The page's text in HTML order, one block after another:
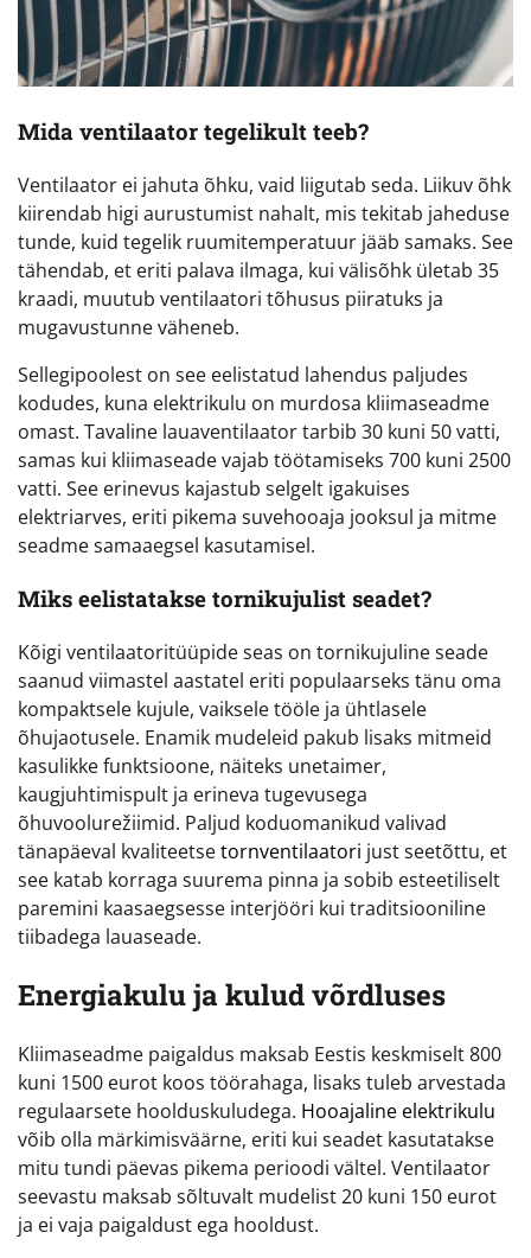
Mida ventilaator tegelikult teeb?
Ventilaator ei jahuta õhku, vaid liigutab seda. Liikuv õhk
kiirendab higi aurustumist nahalt, mis tekitab jaheduse
tunde, kuid tegelik ruumitemperatuur jääb samaks. See
tähendab, et eriti palava ilmaga, kui välisõhk ületab 35
kraadi, muutub ventilaatori tõhusus piiratuks ja
mugavustunne väheneb.
Sellegipoolest on see eelistatud lahendus paljudes
kodudes, kuna elektrikulu on murdosa kliimaseadme
omast. Tavaline lauaventilaator tarbib 30 kuni 50 vatti,
samas kui kliimaseade vajab töötamiseks 700 kuni 2500
vatti. See erinevus kajastub selgelt igakuises
elektriarves, eriti pikema suvehooaja jooksul ja mitme
seadme samaaegsel kasutamisel.
Miks eelistatakse tornikujulist seadet?
Kõigi ventilaatoritüüpide seas on tornikujuline seade
saanud viimastel aastatel eriti populaarseks tänu oma
kompaktsele kujule, vaiksele tööle ja ühtlasele
õhujaotusele. Enamik mudeleid pakub lisaks mitmeid
kasulikke funktsioone, näiteks unetaimer,
kaugjuhtimispult ja erineva tugevusega
õhuvoolurežiimid. Paljud koduomanikud valivad
tänapäeval kvaliteetsetornventilaatori just seetõttu, et
see katab korraga suurema pinna ja sobib esteetiliselt
paremini kaasaegsesse interjööri kui traditsiooniline
tiibadega lauaseade.
Energiakulu ja kulud võrdluses
Kliimaseadme paigaldus maksab Eestis keskmiselt 800
kuni 1500 eurot koos töörahaga, lisaks tuleb arvestada
regulaarsete hoolduskuludega. Hooajaline elektrikulu
võib olla märkimisväärne, eriti kui seadet kasutatakse
mitu tundi päevas pikema perioodi vältel. Ventilaator
seevastu maksab sõltuvalt mudelist 20 kuni 150 eurot
ja ei vaja paigaldust ega hooldust.